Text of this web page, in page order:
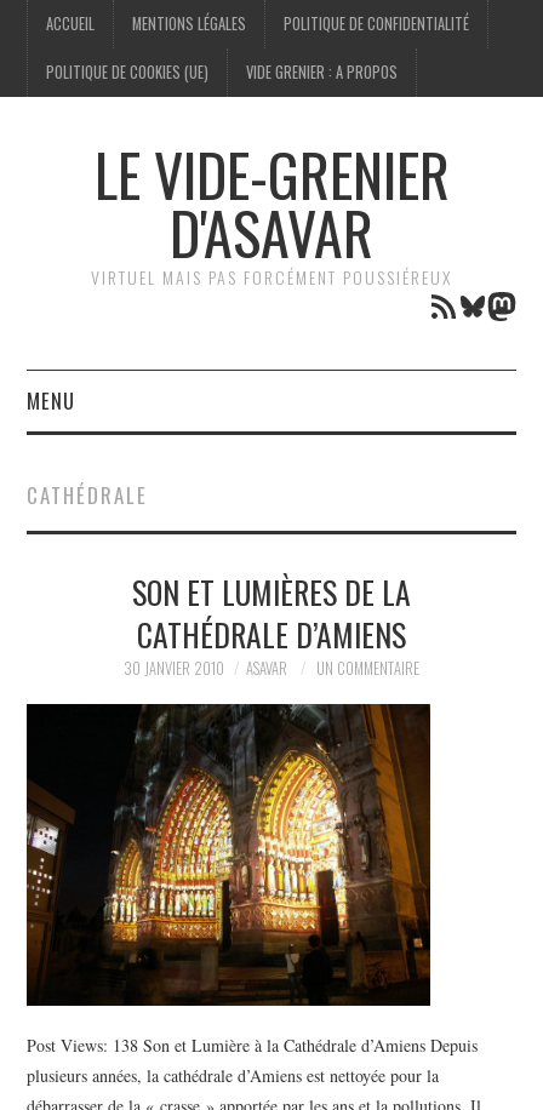
ACCUEIL MENTIONS LÉGALES POLITIQUE DE CONFIDENTIALITÉ
POLITIQUE DE COOKIES (UE) VIDE GRENIER : A PROPOS
LE VIDE-GRENIER
D'ASAVAR
VIRTUEL MAIS PAS FORCÉMENT POUSSIÉREUX
Flux RSS
MENU
GÉNÉALOGIE
LECTURES
À PROPOS
CATHÉDRALE
SON ET LUMIÈRES DE LA
CATHÉDRALE D’AMIENS
30 JANVIER 2010 ASAVAR UN COMMENTAIRE
Post Views: 138 Son et Lumière à la Cathédrale d’Amiens Depuis
plusieurs années, la cathédrale d’Amiens est nettoyée pour la